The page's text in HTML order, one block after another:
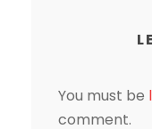
You must be
comment.